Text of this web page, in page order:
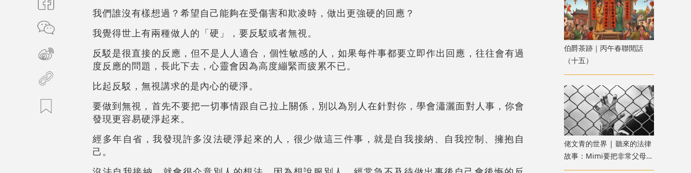
我們誰沒有樣想過？希望自己能夠在受傷害和欺凌時，做出更強硬的回應？
我覺得世上有兩種做人的「硬」，要反駁或者無視。
反駁是很直接的反應，但不是人人適合，個性敏感的人，如果每件事都要立即作出回應，往往會有過
度反應的問題，長此下去，心靈會因為高度繃緊而疲累不已。
比起反駁，無視講求的是內心的硬淨。
要做到無視，首先不要把一切事情跟自己拉上關係，別以為別人在針對你，學會瀟灑面對人事，你會
發現更容易硬淨起來。
經多年自省，我發現許多沒法硬淨起來的人，很少做這三件事，就是自我接納、自我控制、擁抱自
己。
伯爵茶跡｜丙午春聯閒話
（十五）
佬文青的世界 | 聽來的法律
故事：Mimi要把非常父母送
進監獄：惡魔父母？還是邪